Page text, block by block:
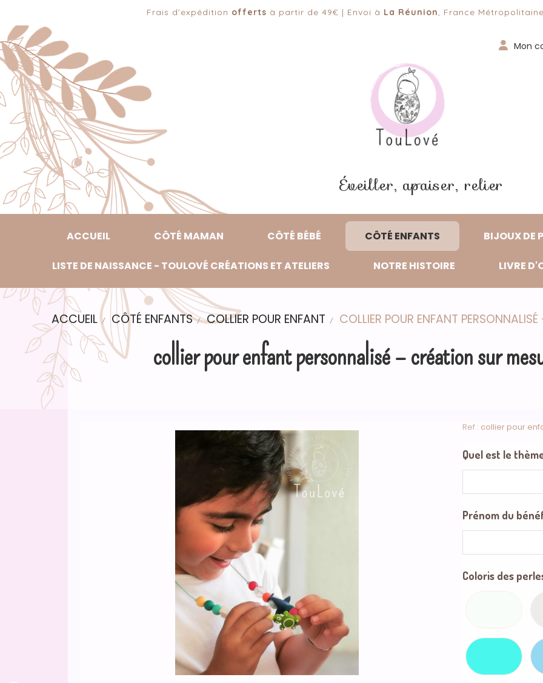
Frais d'expédition offerts à partir de 49€ | Envoi à La Réunion, France
Éveiller, apaiser, relier
Mon
ACCUEIL CÔTÉ MAMAN CÔTÉ BÉBÉ CÔTÉ ENFANTS BIJOUX DE
LISTE DE NAISSANCE - TOULOVÉ CRÉATIONS ET ATELIERS NOTRE HISTOIRE LIVRE
ACCUEIL CÔTÉ ENFANTS COLLIER POUR ENFANT COLLIER POUR ENFANT
collier pour enfant personnalisé – création sur
Ref : collier pour
Quel est le
Prénom du
Coloris des